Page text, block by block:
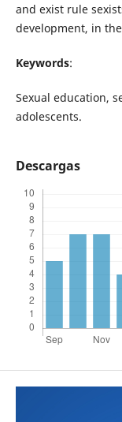
and exist rule
development, in
Keywords:
Sexual education,
adolescents.
Descargas